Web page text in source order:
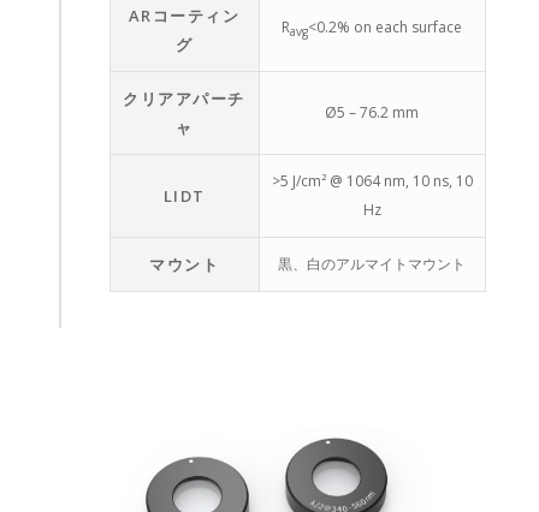
ARコーティン
グ
Ravg<0.2% on each surface
クリアアパーチ
ャ
Ø5 – 76.2 mm
LIDT
>5 J/cm² @ 1064 nm, 10 ns, 10
Hz
マウント 黒、白のアルマイトマウント